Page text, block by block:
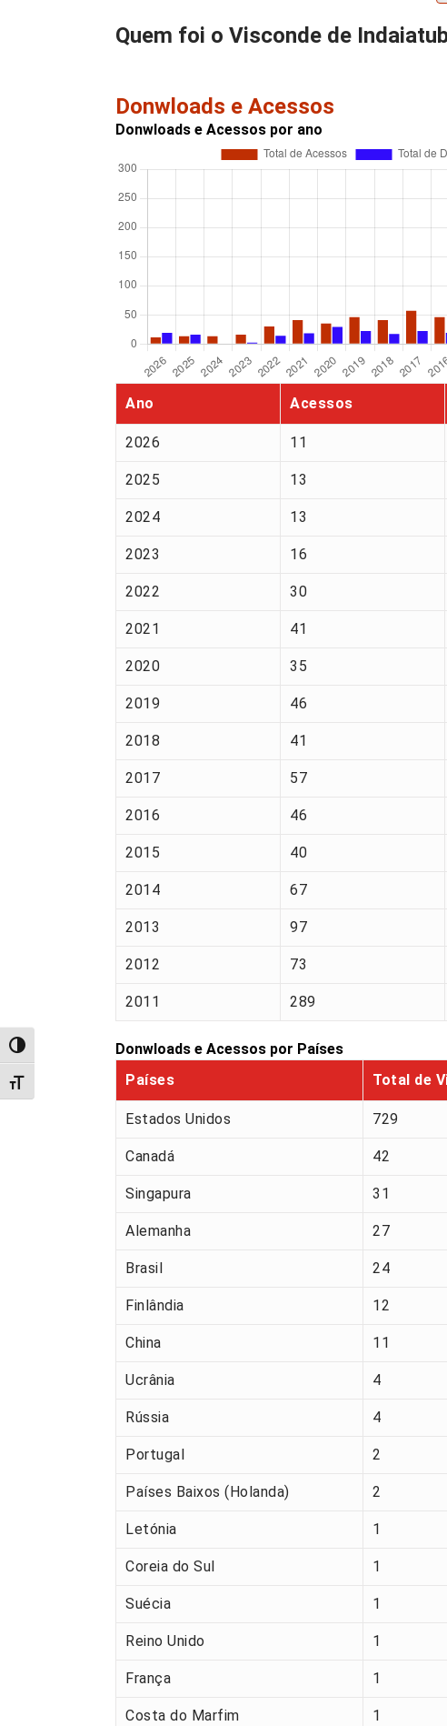
Alternar alto contraste
Alternar tamanho da fonte
Quem foi o Visconde de
Donwloads e Acessos
Donwloads e Acessos por ano
Ano Acessos
2026 11
2025 13
2024 13
2023 16
2022 30
2021 41
2020 35
2019 46
2018 41
2017 57
2016 46
2015 40
2014 67
2013 97
2012 73
2011 289
Donwloads e Acessos por Países
Países
Total de
Estados Unidos 729
Canadá 42
Singapura 31
Alemanha 27
Brasil 24
Finlândia 12
China 11
Ucrânia 4
Rússia 4
Portugal 2
Países Baixos (Holanda) 2
Letónia 1
Coreia do Sul 1
Suécia 1
Reino Unido 1
França 1
Costa do Marfim 1